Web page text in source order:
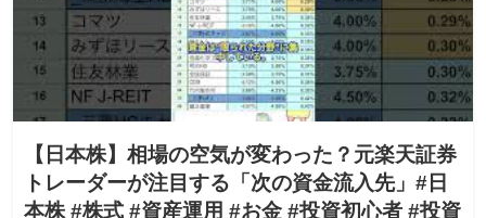
【日本株】相場の空気が変わった？元楽天証券
トレーダーが注目する「次の資金流入先」#日
本株 #株式 #資産運用 #お金 #投資初心者 #投資